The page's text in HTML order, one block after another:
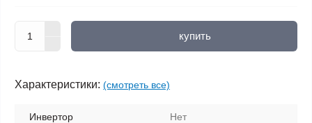
купить
Характеристики: (смотреть все)
Инвертор Нет